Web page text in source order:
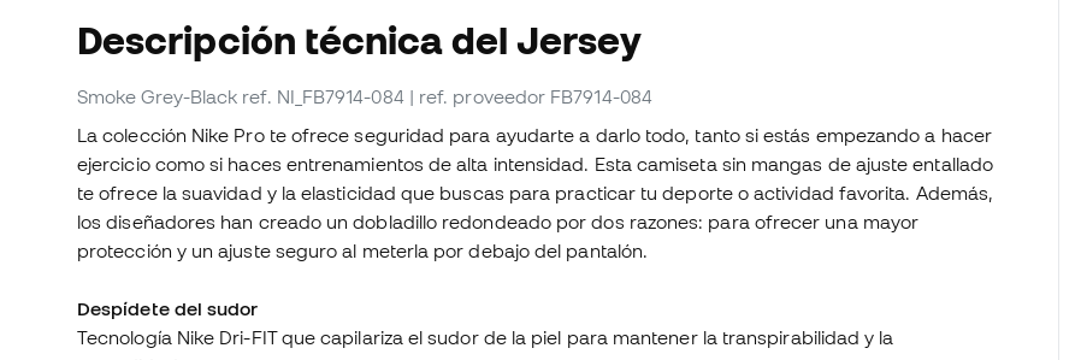
Descripción técnica del Jersey
Smoke Grey-Black ref. NI_FB7914-084 | ref. proveedor FB7914-084
La colección Nike Pro te ofrece seguridad para ayudarte a darlo todo, tanto si estás empezando a hacer
ejercicio como si haces entrenamientos de alta intensidad. Esta camiseta sin mangas de ajuste entallado
te ofrece la suavidad y la elasticidad que buscas para practicar tu deporte o actividad favorita. Además,
los diseñadores han creado un dobladillo redondeado por dos razones: para ofrecer una mayor
protección y un ajuste seguro al meterla por debajo del pantalón.
Despídete del sudor
Tecnología Nike Dri-FIT que capilariza el sudor de la piel para mantener la transpirabilidad y la